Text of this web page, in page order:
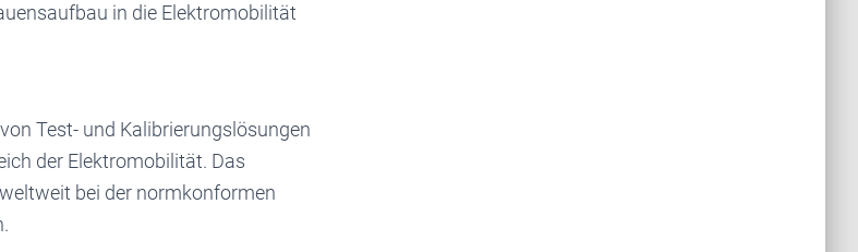
in die Elektromobilität
Test- und Kalibrierungslösungen
der Elektromobilität. Das
bei der normkonformen